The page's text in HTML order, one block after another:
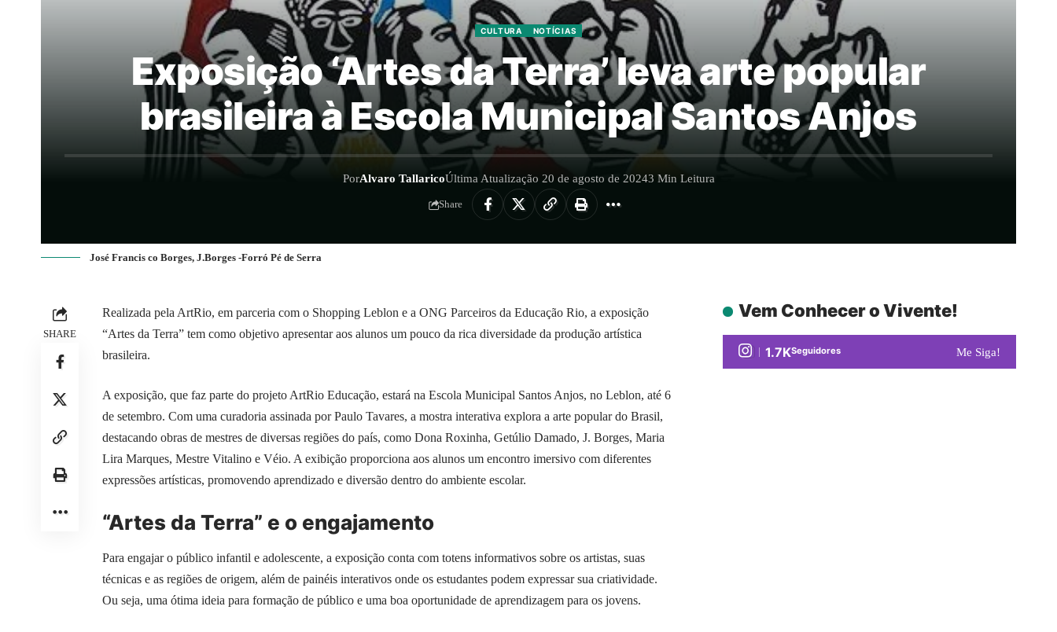
CULTURA NOTÍCIAS
Exposição ‘Artes da Terra’ leva arte popular
brasileira à Escola Municipal Santos Anjos
PorAlvaro TallaricoÚltima Atualização 20 de agosto de 20243 Min Leitura
Share
José Francis co Borges, J.Borges -Forró Pé de Serra
SHARE
Realizada pela ArtRio, em parceria com o Shopping Leblon e a ONG Parceiros da Educação Rio, a exposição
“Artes da Terra” tem como objetivo apresentar aos alunos um pouco da rica diversidade da produção artística
brasileira.
A exposição, que faz parte do projeto ArtRio Educação, estará na Escola Municipal Santos Anjos, no Leblon, até 6
de setembro. Com uma curadoria assinada por Paulo Tavares, a mostra interativa explora a arte popular do Brasil,
destacando obras de mestres de diversas regiões do país, como Dona Roxinha, Getúlio Damado, J. Borges, Maria
Lira Marques, Mestre Vitalino e Véio. A exibição proporciona aos alunos um encontro imersivo com diferentes
expressões artísticas, promovendo aprendizado e diversão dentro do ambiente escolar.
“Artes da Terra” e o engajamento
Para engajar o público infantil e adolescente, a exposição conta com totens informativos sobre os artistas, suas
técnicas e as regiões de origem, além de painéis interativos onde os estudantes podem expressar sua criatividade.
Ou seja, uma ótima ideia para formação de público e uma boa oportunidade de aprendizagem para os jovens.
Vem Conhecer o Vivente!
1.7KSeguidores Me Siga!